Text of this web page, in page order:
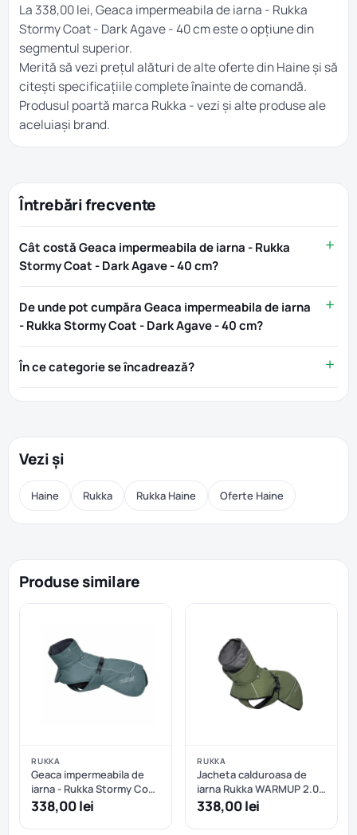
La 338,00 lei, Geaca impermeabila de iarna - Rukka
Stormy Coat - Dark Agave - 40 cm este o opțiune din
segmentul superior.
Merită să vezi prețul alături de alte oferte dinHaineși să
citești specificațiile complete înainte de comandă.
Produsul poartă marca Rukka - vezi și alte produse ale
aceluiași brand.
Întrebări frecvente
Cât costă Geaca impermeabila de iarna - Rukka
Stormy Coat - Dark Agave - 40 cm?
De unde pot cumpăra Geaca impermeabila de iarna
- Rukka Stormy Coat - Dark Agave - 40 cm?
În ce categorie se încadrează?
Vezi și
Haine Rukka Rukka Haine Oferte Haine
Produse similare
RUKKA
Geaca impermeabila de
iarna - Rukka Stormy Coat
- Dark Agave - 45 cm
338,00 lei
RUKKA
Jacheta calduroasa de
iarna Rukka WARMUP 2.0
COAT - 30 cm - Sage
Green
338,00 lei